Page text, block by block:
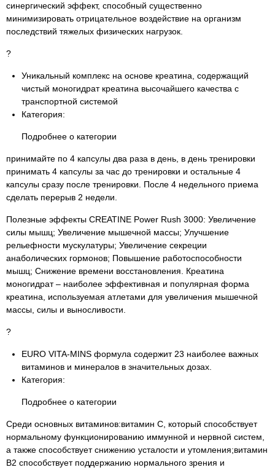
синергический эффект, способный существенно
минимизировать отрицательное воздействие на организм
последствий тяжелых физических нагрузок.
?
Уникальный комплекс на основе креатина, содержащий
чистый моногидрат креатина высочайшего качества с
транспортной системой
Категория:
Подробнее о категории
принимайте по 4 капсулы два раза в день, в день тренировки
принимать 4 капсулы за час до тренировки и остальные 4
капсулы сразу после тренировки. После 4 недельного приема
сделать перерыв 2 недели.
Полезные эффекты CREATINE Power Rush 3000: Увеличение
силы мышц; Увеличение мышечной массы; Улучшение
рельефности мускулатуры; Увеличение секреции
анаболических гормонов; Повышение работоспособности
мышц; Снижение времени восстановления. Креатина
моногидрат – наиболее эффективная и популярная форма
креатина, используемая атлетами для увеличения мышечной
массы, силы и выносливости.
?
EURO VITA-MINS формула содержит 23 наиболее важных
витаминов и минералов в значительных дозах.
Категория:
Подробнее о категории
Среди основных витаминов:витамин С, который способствует
нормальному функционированию иммунной и нервной систем,
а также способствует снижению усталости и утомления;витамин
В2 способствует поддержанию нормального зрения и